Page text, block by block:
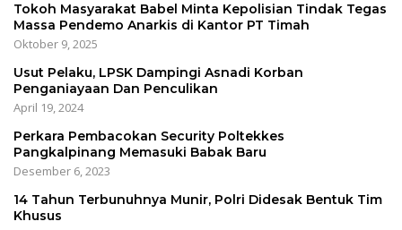
Tokoh Masyarakat Babel Minta Kepolisian Tindak Tegas
Massa Pendemo Anarkis di Kantor PT Timah
Oktober 9, 2025
Usut Pelaku, LPSK Dampingi Asnadi Korban
Penganiayaan Dan Penculikan
April 19, 2024
Perkara Pembacokan Security Poltekkes
Pangkalpinang Memasuki Babak Baru
Desember 6, 2023
14 Tahun Terbunuhnya Munir, Polri Didesak Bentuk Tim
Khusus